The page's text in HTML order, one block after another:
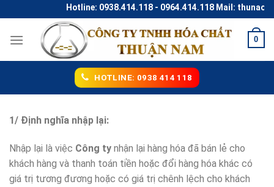
to
content
Hotline: 0938.414.118 - 0964.414.118 Mail:
0
HOTLINE: 0938 414 118
1/ Định nghĩa nhập lại:
Nhập lại là việc Công ty nhận lại hàng hóa đã bán lẻ cho
khách hàng và thanh toán tiền hoặc đổi hàng hóa khác có
giá trị tương đương hoặc có giá trị chênh lệch cho khách